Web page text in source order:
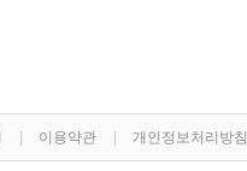
이용약관 개인정보처리방침